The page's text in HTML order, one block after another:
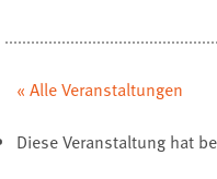
Stadtbibliothek
Villa Bosch
« Alle Veranstaltungen
Diese Veranstaltung hat